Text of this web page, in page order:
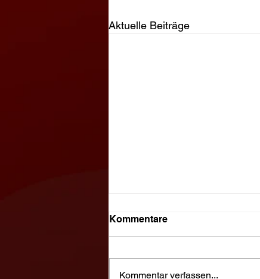
Aktuelle Beiträge
Kommentare
Kommentar verfassen...